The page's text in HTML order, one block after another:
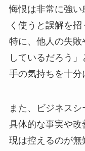
悔恨は非常に強い
く使うと誤解を招
特に、他人の失敗
しているだろう
手の気持ちを十分
また、ビジネス
具体的な事実や
現は控えるのが無